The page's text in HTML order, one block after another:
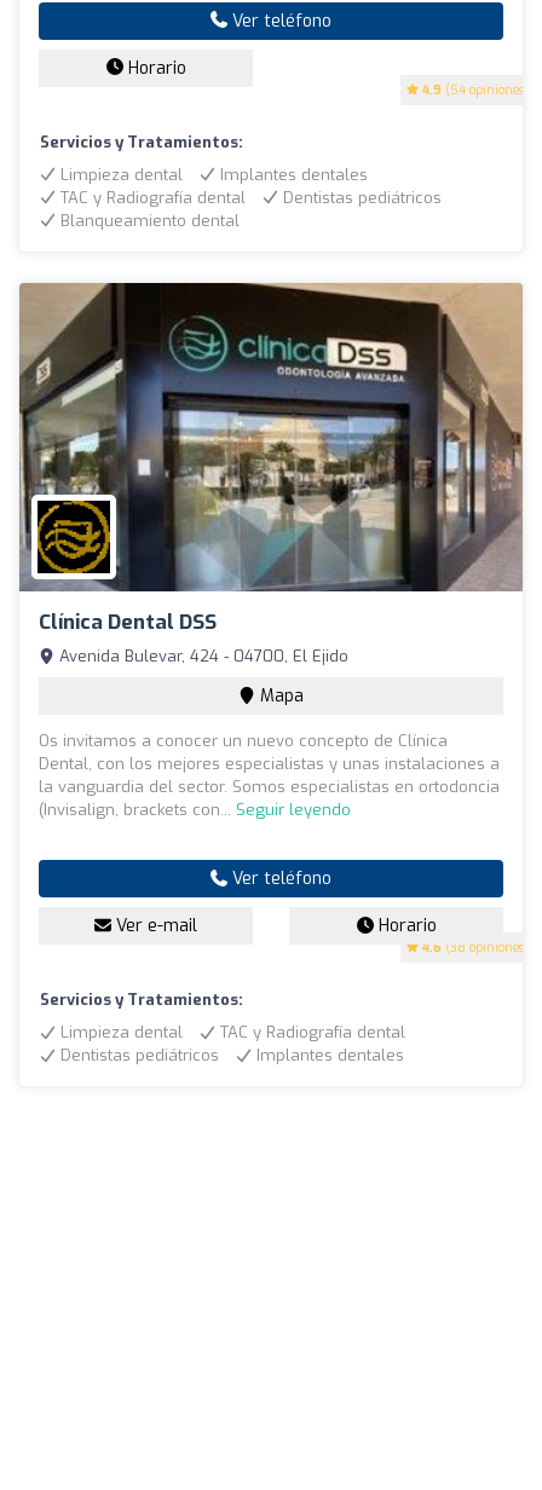
4.9 (54 opiniones)
Ver teléfono
Horario
Servicios y Tratamientos:
Limpieza dental
Implantes dentales
TAC y Radiografía dental
Dentistas pediátricos
Blanqueamiento dental
Clínica Dental DSS
4.6 (38 opiniones)
Avenida Bulevar, 424 - 04700, El Ejido
Mapa
Os invitamos a conocer un nuevo concepto de Clínica
Dental, con los mejores especialistas y unas instalaciones a
la vanguardia del sector. Somos especialistas en ortodoncia
(Invisalign, brackets con... Seguir leyendo
Ver teléfono
Ver e-mail Horario
Servicios y Tratamientos:
Limpieza dental
TAC y Radiografía dental
Dentistas pediátricos
Implantes dentales